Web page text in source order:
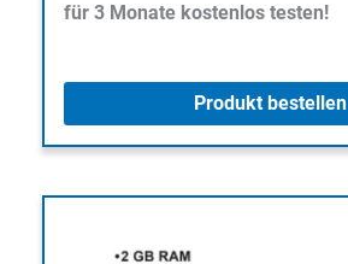
für 3 Monate kostenlos testen!
Produkt bestellen